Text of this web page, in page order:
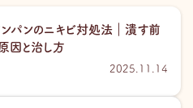
パンのニキビ対処法｜潰す前
因と治し方
2025.11.14